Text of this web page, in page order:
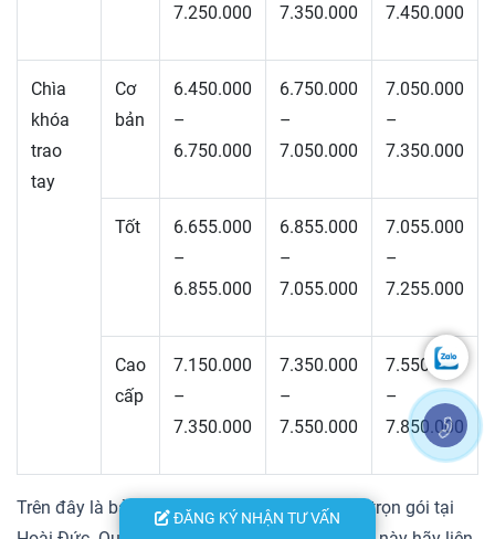
7.250.000
7.350.000
7.450.000
Chìa
khóa
trao
tay
Cơ
bản
6.450.000
–
6.750.000
6.750.000
–
7.050.000
7.050.000
–
7.350.000
Tốt
6.655.000
–
6.855.000
6.855.000
–
7.055.000
7.055.000
–
7.255.000
Cao
cấp
7.150.000
–
7.350.000
7.350.000
–
7.550.000
7.550.000
–
7.850.000
Trên đây là bảng tham khảo báo giá xây nhà trọn gói tại
ĐĂNG KÝ NHẬN TƯ VẤN